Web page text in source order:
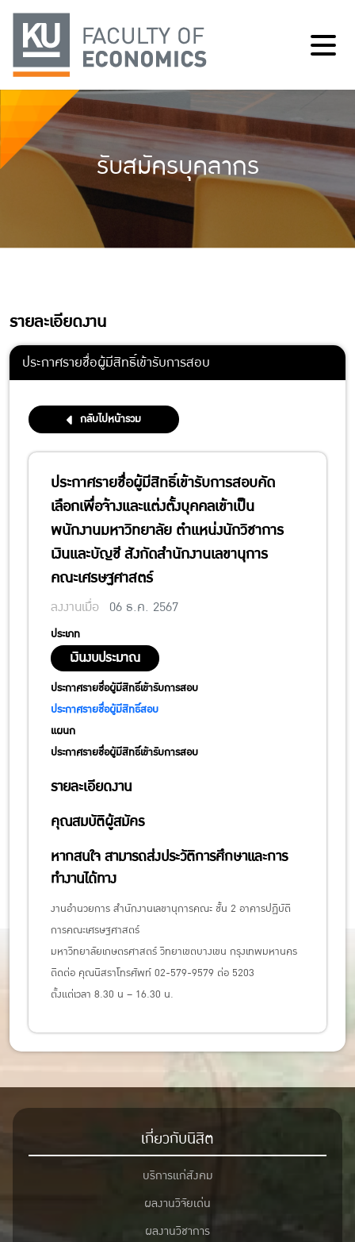
รับสมัครบุคลากร
รายละเอียดงาน
ประกาศรายชื่อผู้มีสิทธิ์เข้ารับการสอบ
กลับไปหน้ารวม
ประกาศรายชื่อผู้มีสิทธิ์เข้ารับการสอบคัด
เลือกเพื่อจ้างและแต่งตั้งบุคคลเข้าเป็น
พนักงานมหาวิทยาลัย ตำแหน่งนักวิชาการ
เงินและบัญชี สังกัดสำนักงานเลขานุการ
คณะเศรษฐศาสตร์
ลงงานเมื่อ 06 ธ.ค. 2567
ประเภท
เงินงบประมาณ
ประกาศรายชื่อผู้มีสิทธิ์เข้ารับการสอบ
ประกาศรายชื่อผู้มีสิทธิ์สอบ
แผนก
ประกาศรายชื่อผู้มีสิทธิ์เข้ารับการสอบ
รายละเอียดงาน
คุณสมบัติผู้สมัคร
หากสนใจ สามารถส่งประวัติการศึกษาและการ
ทำงานได้ทาง
งานอำนวยการ สำนักงานเลขานุการคณะ ชั้น 2 อาคารปฏิบัติ
การคณะเศรษฐศาสตร์
มหาวิทยาลัยเกษตรศาสตร์ วิทยาเขตบางเขน กรุงเทพมหานคร
ติดต่อ คุณนิสราโทรศัพท์ 02-579-9579 ต่อ 5203
ตั้งแต่เวลา 8.30 น – 16.30 น.
เกี่ยวกับนิสิต
บริการแก่สังคม
ผลงานวิจัยเด่น
ผลงานวิชาการ